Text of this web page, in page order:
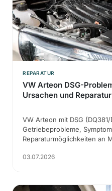
REPARATUR
VW Arteon DSG-
Ursachen und Reparatur
VW Arteon mit DSG
Getriebeprobleme,
Reparaturmöglichkeiten an
03.07.2026